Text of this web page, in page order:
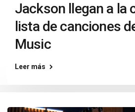
Jackson llegan a la
lista de canciones
Music
Leer más